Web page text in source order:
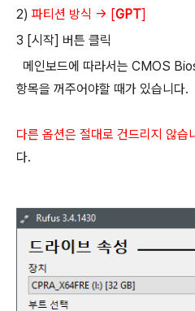
2) 파티션 방식 → [GPT]
3 [시작] 버튼 클릭
메인보드에 따라서는 CMOS
항목을 꺼주어야할 때가 있습니다.
다른 옵션은 절대로 건드리지 않습
다.